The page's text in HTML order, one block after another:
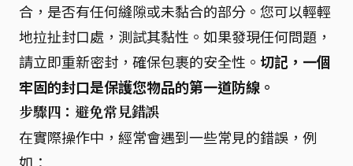
合，是否有任何縫隙或未黏合的部分。您可以輕輕
地拉扯封口處，測試其黏性。如果發現任何問題，
請立即重新密封，確保包裹的安全性。 切記，一個
牢固的封口是保護您物品的第一道防線。
步驟四：避免常見錯誤
在實際操作中，經常會遇到一些常見的錯誤，例